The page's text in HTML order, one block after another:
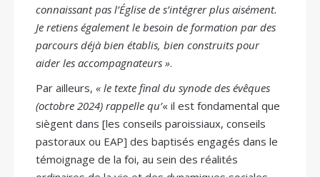
connaissant pas l’Église de s’intégrer plus aisément.
Je retiens également le besoin de formation par des
parcours déjà bien établis, bien construits pour
aider les accompagnateurs ».
Par ailleurs, « le texte final du synode des évêques
(octobre 2024) rappelle qu’« il est fondamental que
siègent dans [les conseils paroissiaux, conseils
pastoraux ou EAP] des baptisés engagés dans le
témoignage de la foi, au sein des réalités